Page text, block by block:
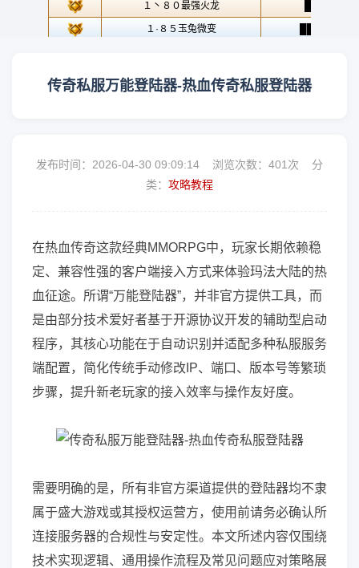
传奇私服万能登陆器-热血传奇私服登陆器
发布时间：2026-04-30 09:09:14 浏览次数： 401次 分
类： 攻略教程
在热血传奇这款经典MMORPG中，玩家长期依赖稳
定、兼容性强的客户端接入方式来体验玛法大陆的热
血征途。所谓“万能登陆器”，并非官方提供工具，而
是由部分技术爱好者基于开源协议开发的辅助型启动
程序，其核心功能在于自动识别并适配多种私服服务
端配置，简化传统手动修改IP、端口、版本号等繁琐
步骤，提升新老玩家的接入效率与操作友好度。
需要明确的是，所有非官方渠道提供的登陆器均不隶
属于盛大游戏或其授权运营方，使用前请务必确认所
连接服务器的合规性与安定性。本文所述内容仅围绕
技术实现逻辑、通用操作流程及常见问题应对策略展